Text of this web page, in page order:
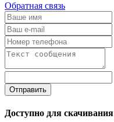
Обратная связь
Отправить
Доступно для скачивания